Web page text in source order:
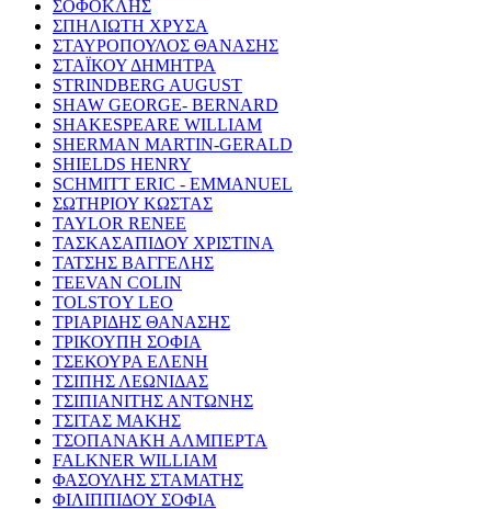
ΣΟΦΟΚΛΗΣ
ΣΠΗΛΙΩΤΗ ΧΡΥΣΑ
ΣΤΑΥΡΟΠΟΥΛΟΣ ΘΑΝΑΣΗΣ
ΣΤΑΪΚΟΥ ΔΗΜΗΤΡΑ
STRINDBERG AUGUST
SHAW GEORGE- BERNARD
SHAKESPEARE WILLIAM
SHERMAN MARTIN-GERALD
SHIELDS HENRY
SCHMITT ERIC - EMMANUEL
ΣΩΤΗΡΙΟΥ ΚΩΣΤΑΣ
TAYLOR RENEE
ΤΑΣΚΑΣΑΠΙΔΟΥ ΧΡΙΣΤΙΝΑ
ΤΑΤΣΗΣ ΒΑΓΓΕΛΗΣ
TEEVAN COLIN
TOLSTOY LEO
ΤΡΙΑΡΙΔΗΣ ΘΑΝΑΣΗΣ
ΤΡΙΚΟΥΠΗ ΣΟΦΙΑ
ΤΣΕΚΟΥΡΑ ΕΛΕΝΗ
ΤΣΙΠΗΣ ΛΕΩΝΙΔΑΣ
ΤΣΙΠΙΑΝΙΤΗΣ ΑΝΤΩΝΗΣ
ΤΣΙΤΑΣ ΜΑΚΗΣ
ΤΣΟΠΑΝΑΚΗ ΑΛΜΠΕΡΤΑ
FALKNER WILLIAM
ΦΑΣΟΥΛΗΣ ΣΤΑΜΑΤΗΣ
ΦΙΛΙΠΠΙΔΟΥ ΣΟΦΙΑ